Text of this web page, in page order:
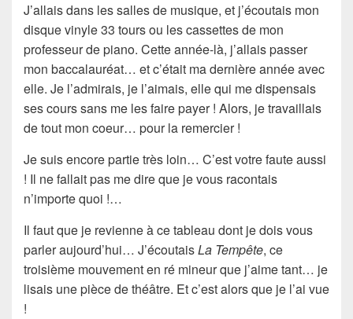
J’allais dans les salles de musique, et j’écoutais mon
disque vinyle 33 tours ou les cassettes de mon
professeur de piano. Cette année-là, j’allais passer
mon baccalauréat… et c’était ma dernière année avec
elle. Je l’admirais, je l’aimais, elle qui me dispensais
ses cours sans me les faire payer ! Alors, je travaillais
de tout mon coeur… pour la remercier !
Je suis encore partie très loin… C’est votre faute aussi
! Il ne fallait pas me dire que je vous racontais
n’importe quoi !…
Il faut que je revienne à ce tableau dont je dois vous
parler aujourd’hui… J’écoutaisLa Tempête, ce
troisième mouvement en ré mineur que j’aime tant… je
lisais une pièce de théâtre. Et c’est alors que je l’ai vue
!